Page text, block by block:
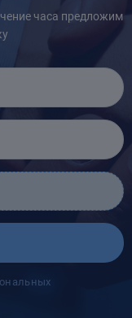
часа предложим